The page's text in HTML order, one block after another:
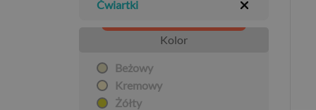
Ćwiartki
Kolor
Beżowy
Kremowy
Żółty